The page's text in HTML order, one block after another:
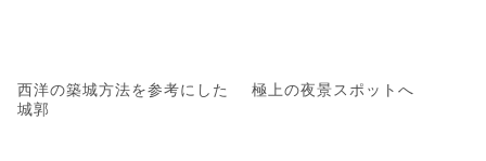
西洋の築城方法を参考にした
城郭
極上の夜景スポットへ